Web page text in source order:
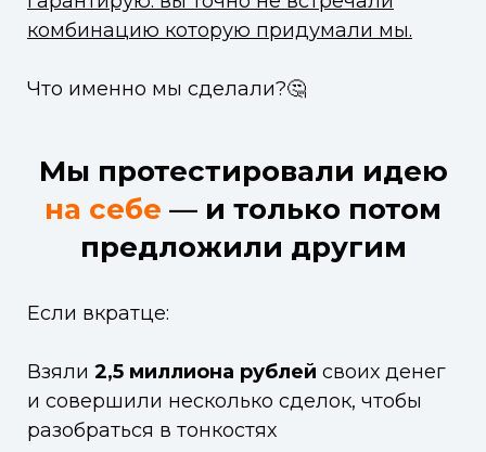
комбинацию которую придумали мы.
Что именно мы сделали?🤔
Мы протестировали идею
на себе — и только потом
предложили другим
Если вкратце:
Взяли 2,5 миллиона рублей своих денег
и совершили несколько сделок, чтобы
разобраться в тонкостях